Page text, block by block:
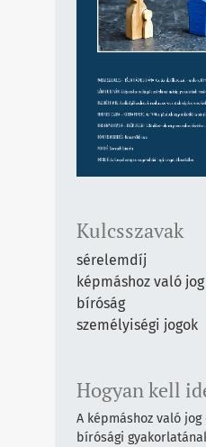
Kulcsszavak
sérelemdíj
képmáshoz való jog
bíróság
személyiségi jogok
Hogyan kell
A képmáshoz való
bírósági